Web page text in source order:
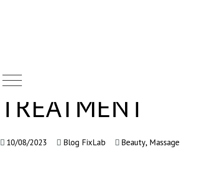
to
content
HAMMAM SPA
TREATMENT
10/08/2023 Blog FixLab Beauty, Massage